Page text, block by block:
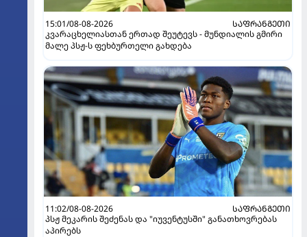
15:01/08-08-2026
ᲡᲐᲤᲠᲐᲜᲒᲔᲗᲘ
კვარაცხელიასთან ერთად შეუტევს - მუნდიალის გმირი
მალე პსჟ-ს ფეხბურთელი გახდება
11:02/08-08-2026
ᲡᲐᲤᲠᲐᲜᲒᲔᲗᲘ
პსჟ მეკარის შეძენას და "იუვენტუსში" განათხოვრებას
აპირებს